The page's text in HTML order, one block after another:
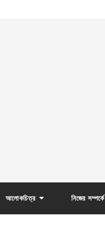
আলোকচিত্র নিজের সম্পর্কে